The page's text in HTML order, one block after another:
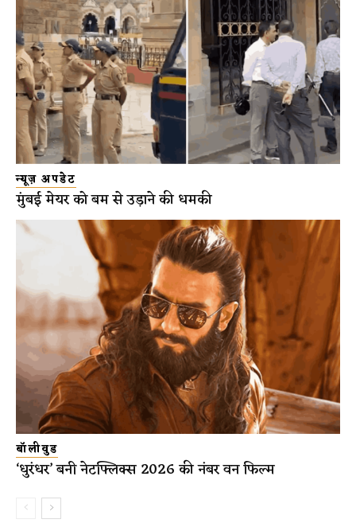
न्यूज़ अपडेट
मुंबई मेयर को बम से उड़ाने की धमकी
बॉलीवुड
‘धुरंधर’ बनी नेटफ्लिक्स 2026 की नंबर वन फिल्म